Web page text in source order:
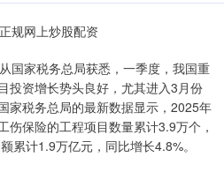
规网上炒股配资
家税务总局获悉，一季度，我国重
投资增长势头良好，尤其进入3月份
家税务总局的最新数据显示，2025年
伤保险的工程项目数量累计3.9万个，
累计1.9万亿元，同比增长4.8%。